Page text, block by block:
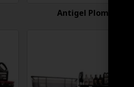
Antigel Plomberie